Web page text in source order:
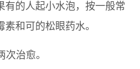
有的人起小水泡，按一般常
和可的松眼药水。
治愈。